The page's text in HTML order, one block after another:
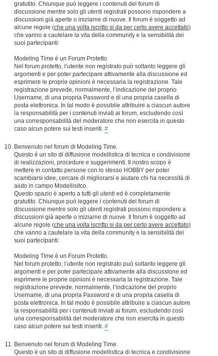
gratutito. Chiunque può leggere i contenuti del forum di
discussione mentre solo gli utenti registrati possono rispondere a
discussioni già aperte o iniziarne di nuove. Il forum è soggetto ad
alcune regole (che una volta iscritto si da per certo avere accettato)
che vanno a cautelare la vita della community e la sensibilità dei
suoi partecipanti:
Modeling Time è un Forum Protetto.
Nel forum protetto, l’utente non registrato può soltanto leggere gli
argomenti e per poter partecipare attivamente alla discussione ed
esprimere le proprie opinioni è necessaria la registrazione. Tale
registrazione prevede, normalmente, l’indicazione del proprio
Username, di una propria Password e di una propria casella di
posta elettronica. In tal modo è possibile attribuire a ciascun autore
la responsabilità per i contenuti inviati ai forum, escludendo così
una corresponsabilità del moderatore che non esercita in questo
caso alcun potere sui testi inseriti. #
Benvenuto nel forum di Modeling Time.
Questo è un sito di diffusione modellistica di tecnica e condivisione
di realizzazioni, procedure e suggerimenti. Il nostro scopo è
mettere in contatto persone con lo stesso HOBBY per poter
scambiarsi idee, cercare di migliorarsi e aiutare chi ha necessità di
aiuto in campo Modellisitco.
Questo spazio è aperto a tutti gli utenti ed è completamente
gratutito. Chiunque può leggere i contenuti del forum di
discussione mentre solo gli utenti registrati possono rispondere a
discussioni già aperte o iniziarne di nuove. Il forum è soggetto ad
alcune regole (che una volta iscritto si da per certo avere accettato)
che vanno a cautelare la vita della community e la sensibilità dei
suoi partecipanti:
Modeling Time è un Forum Protetto.
Nel forum protetto, l’utente non registrato può soltanto leggere gli
argomenti e per poter partecipare attivamente alla discussione ed
esprimere le proprie opinioni è necessaria la registrazione. Tale
registrazione prevede, normalmente, l’indicazione del proprio
Username, di una propria Password e di una propria casella di
posta elettronica. In tal modo è possibile attribuire a ciascun autore
la responsabilità per i contenuti inviati ai forum, escludendo così
una corresponsabilità del moderatore che non esercita in questo
caso alcun potere sui testi inseriti. #
Benvenuto nel forum di Modeling Time.
Questo è un sito di diffusione modellistica di tecnica e condivisione